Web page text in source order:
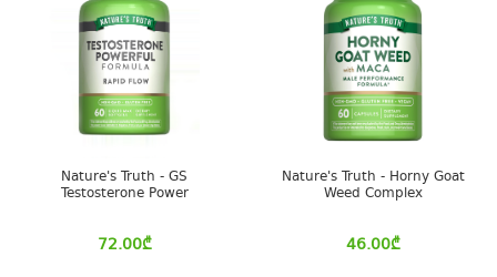
Nature's Truth - GS
Testosterone Power
72.00₾
Nature's Truth - Horny Goat
Weed Complex
46.00₾